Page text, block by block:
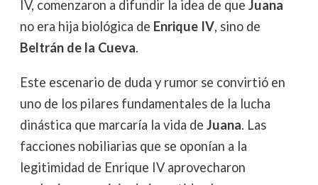
IV, comenzaron a difundir la idea de que Juana
no era hija biológica de Enrique IV, sino de
Beltrán de la Cueva.
Este escenario de duda y rumor se convirtió en
uno de los pilares fundamentales de la lucha
dinástica que marcaría la vida de Juana. Las
facciones nobiliarias que se oponían a la
legitimidad de Enrique IV aprovecharon